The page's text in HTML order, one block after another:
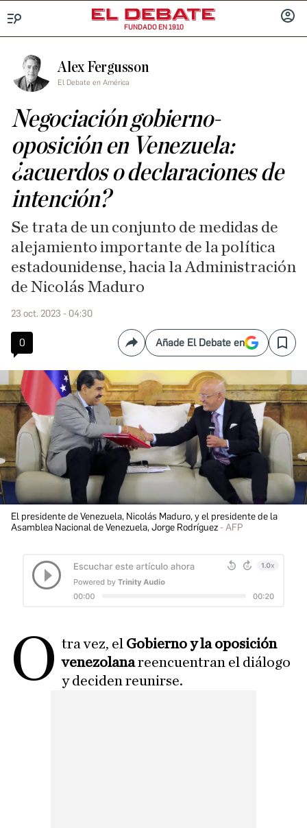
FUNDADO EN 1910
Alex Fergusson
El Debate en América
Negociación gobierno-
oposición en Venezuela:
¿acuerdos o declaraciones de
intención?
Se trata de un conjunto de medidas de
alejamiento importante de la política
estadounidense, hacia la Administración
de Nicolás Maduro
23 oct. 2023 - 04:30
0 CompartirAñade El Debate en Save
El presidente de Venezuela, Nicolás Maduro, y el presidente de la
Asamblea Nacional de Venezuela, Jorge Rodríguez
AFP
O tra vez, el Gobierno y la oposición
venezolanareencuentran el diálogo
y deciden reunirse.